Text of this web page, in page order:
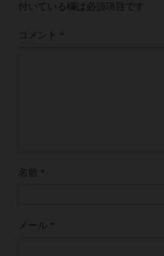
付いている欄は必須項目です
コメント
名前
メール